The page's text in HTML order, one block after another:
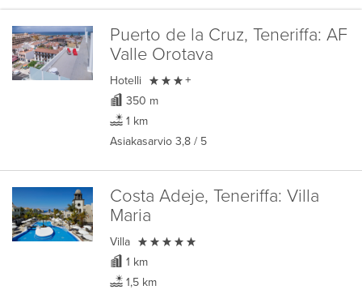
Puerto de la Cruz, Teneriffa: AF
Valle Orotava
Hotelli  +
350 m
1 km
Asiakasarvio 3,8 / 5
Costa Adeje, Teneriffa: Villa
Maria
Villa 
1 km
1,5 km